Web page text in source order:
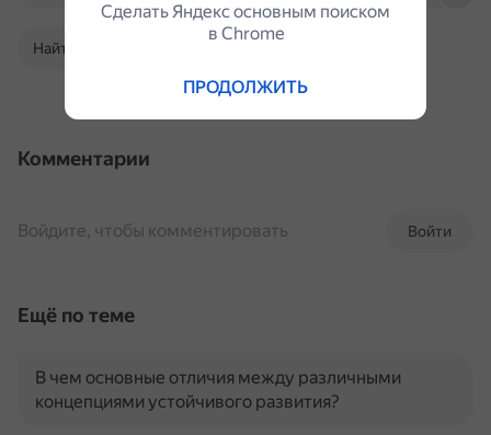
Найти в Поиске
Комментарии
Войти
Войдите, чтобы комментировать
Ещё по теме
В чем основные отличия между различными
концепциями устойчивого развития?
Сделать Яндекс основным поиском
в Сhrome
ПРОДОЛЖИТЬ